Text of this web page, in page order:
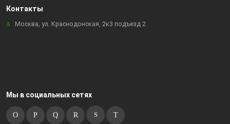
Контакты
Москва, ул. Краснодонская, 2к3 подъезд 2
Мы в социальных сетях